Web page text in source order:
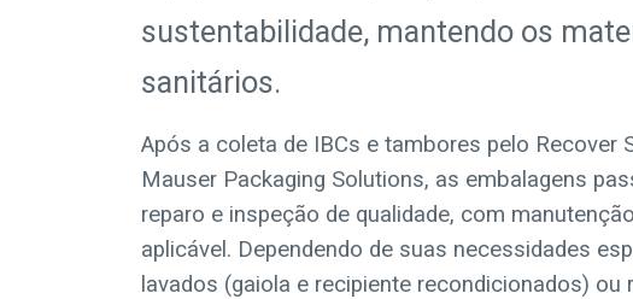
sustentabilidade, mantendo os
sanitários.
Após a coleta de IBCs e tambores pelo Recover
Mauser Packaging Solutions, as embalagens
reparo e inspeção de qualidade, com
aplicável. Dependendo de suas necessidades
lavados (gaiola e recipiente recondicionados)